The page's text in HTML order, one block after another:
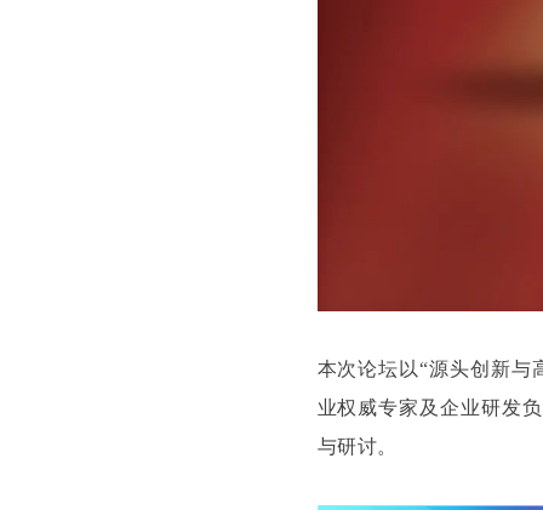
本次论坛以“源头创新与
业权威专家及企业研发
与研讨。